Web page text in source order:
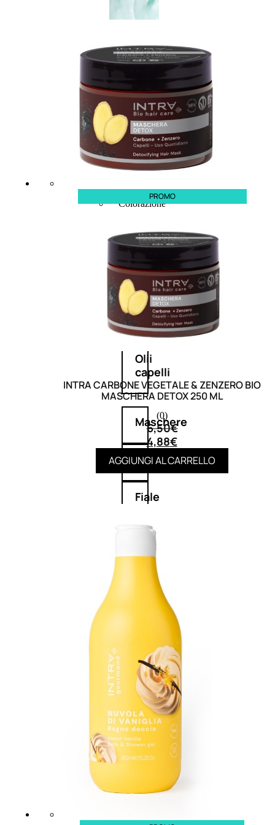
CAPELLI
Balsamo
Mousse
Olii Capelli
Maschere
Lozioni
Fiale
Sieri e Cristalli
Spray
Gel Capelli
Colorazione
Shampoo
Balsamo
Mousse
Olii
capelli
Maschere
Lozioni
Fiale
Sieri
cristalli
Spray
Cera
e
crema
Gel
capelli
Colorazione
PROMO
INTRA CARBONE VEGETALE & ZENZERO BIO
MASCHERA DETOX 250 ML
(0)
6,50€
4,88€
AGGIUNGI AL CARRELLO